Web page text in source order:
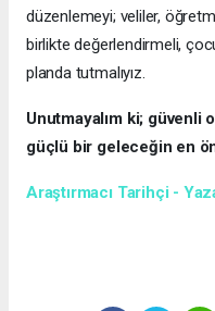
düzenlemeyi; veliler,
birlikte değerlendirmeli,
planda tutmalıyız.
Unutmayalım ki;
güçlü bir geleceğin en
Araştırmacı Tarihçi -